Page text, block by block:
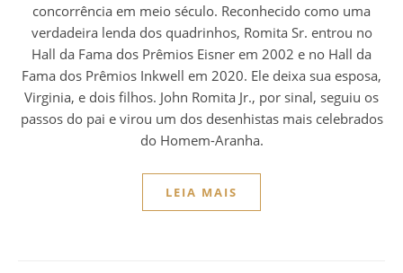
concorrência em meio século. Reconhecido como uma
verdadeira lenda dos quadrinhos, Romita Sr. entrou no
Hall da Fama dos Prêmios Eisner em 2002 e no Hall da
Fama dos Prêmios Inkwell em 2020. Ele deixa sua esposa,
Virginia, e dois filhos. John Romita Jr., por sinal, seguiu os
passos do pai e virou um dos desenhistas mais celebrados
do Homem-Aranha.
LEIA MAIS